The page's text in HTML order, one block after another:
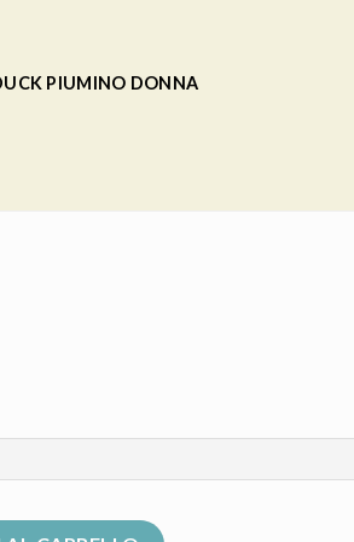
PIUMINO DONNA